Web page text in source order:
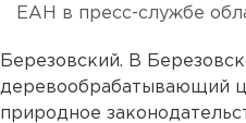
ЕАН в пресс-службе
Березовский. В
деревообрабатывающий
природное